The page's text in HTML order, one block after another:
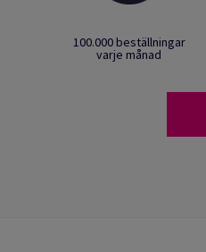
100.000 beställningar
varje månad